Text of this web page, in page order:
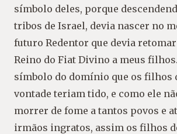
símbolo deles, porque
tribos de Israel, devia nascer no
futuro Redentor que devia
Reino do Fiat Divino a meus
símbolo do domínio que os filhos
vontade teriam tido, e como ele
morrer de fome a tantos povos e
irmãos ingratos, assim os filhos